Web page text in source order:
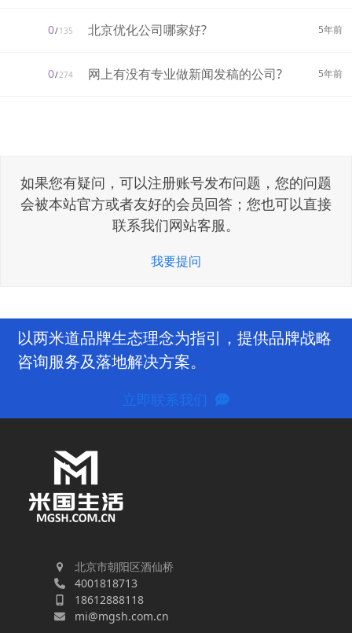
0/135 北京优化公司哪家好? 5年前
0/274 网上有没有专业做新闻发稿的公司? 5年前
如果您有疑问，可以注册账号发布问题，您的问题
会被本站官方或者友好的会员回答；您也可以直接
联系我们网站客服。
我要提问
以两米道品牌生态理念为指引，提供品牌战略
咨询服务及落地解决方案。
立即联系我们
北京市朝阳区酒仙桥
4001818713
18612888118
mi@mgsh.com.cn